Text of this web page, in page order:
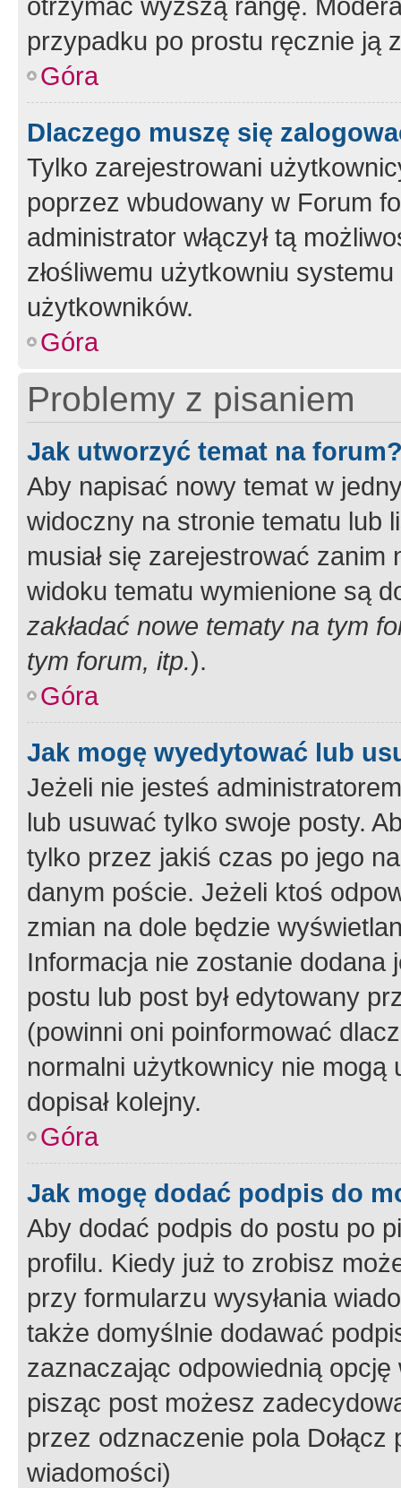
przypadku po prostu ręcznie ją
Góra
Dlaczego muszę się
Tylko zarejestrowani
poprzez wbudowany w Forum
administrator włączył tą
złośliwemu użytkowniu
użytkowników.
Góra
Problemy z pisaniem
Jak utworzyć temat na
Aby napisać nowy temat w
widoczny na stronie tematu lub
musiał się zarejestrować
widoku tematu wymienione są
zakładać nowe tematy na tym
tym forum, itp.).
Góra
Jak mogę wyedytować lub
Jeżeli nie jesteś
lub usuwać tylko swoje posty.
tylko przez jakiś czas po jego
danym poście. Jeżeli ktoś
zmian na dole będzie
Informacja nie zostanie dodana
postu lub post był edytowany
(powinni oni poinformować
normalni użytkownicy nie
dopisał kolejny.
Góra
Jak mogę dodać podpis do
Aby dodać podpis do postu po
profilu. Kiedy już to zrobisz
przy formularzu wysyłania
także domyślnie dodawać
zaznaczając odpowiednią
pisząc post możesz
przez odznaczenie pola
wiadomości)